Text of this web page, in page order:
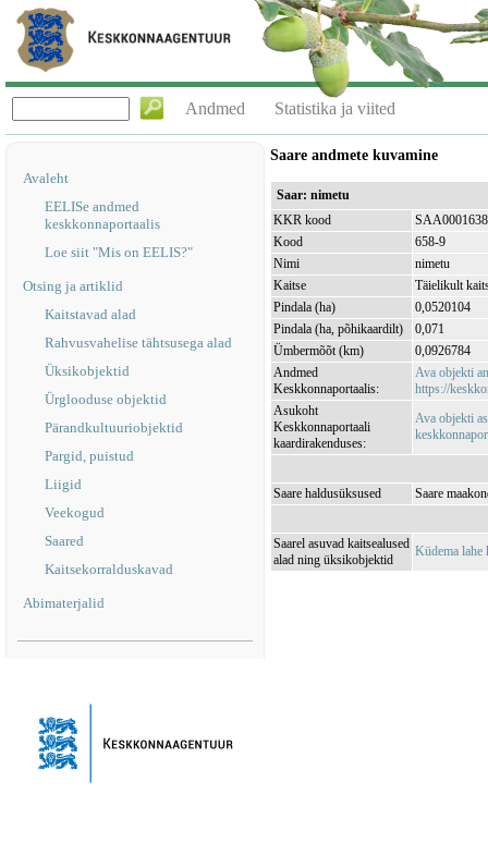
Andmed Statistika ja viited
Avaleht
EELISe andmed
keskkonnaportaalis
Loe siit "Mis on EELIS?"
Otsing ja artiklid
Kaitstavad alad
Rahvusvahelise tähtsusega alad
Üksikobjektid
Ürglooduse objektid
Pärandkultuuriobjektid
Pargid, puistud
Liigid
Veekogud
Saared
Kaitsekorralduskavad
Abimaterjalid
Saare andmete kuvamine
Saar: nimetu
KKR kood
SAA0001638
Kood
658-9
Nimi
nimetu
Kaitse
Täielikult
Pindala (ha)
0,0520104
Pindala (ha, põhikaardilt)
0,071
Ümbermõõt (km)
0,0926784
Andmed
Keskkonnaportaalis:
Ava objekti
https://
Asukoht
Keskkonnaportaali
kaardirakenduses:
Ava objekti
Saare haldusüksused Saare
Saarel asuvad kaitsealused
alad ning üksikobjektid
Küdema